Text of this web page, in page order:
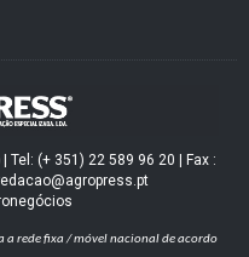
Tel: (+ 351) 22 589 96 20 | Fax :
a rede fixa / móvel nacional de acordo